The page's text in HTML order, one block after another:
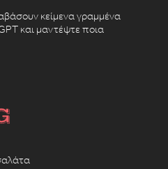
κείμενα γραμμένα
και μαντέψτε ποια